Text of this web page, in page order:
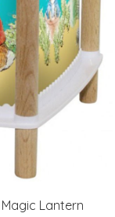
Lantern